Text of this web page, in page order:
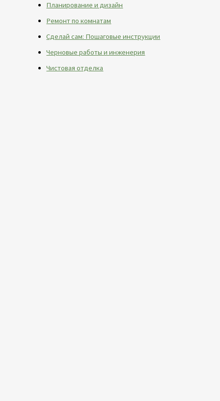
Планирование и дизайн
Ремонт по комнатам
Сделай сам: Пошаговые инструкции
Черновые работы и инженерия
Чистовая отделка